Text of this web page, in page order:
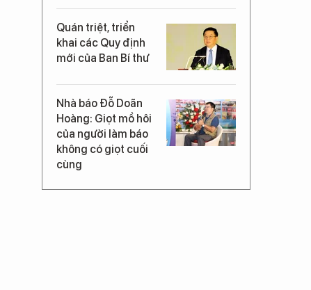
Quán triệt, triển
khai các Quy định
mới của Ban Bí thư
Nhà báo Đỗ Doãn
Hoàng: Giọt mồ hôi
của người làm báo
không có giọt cuối
cùng